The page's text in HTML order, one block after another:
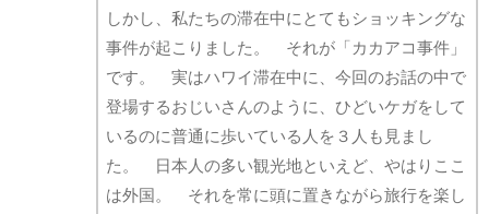
しかし、私たちの滞在中にとてもショッキングな
事件が起こりました。 それが「カカアコ事件」
です。 実はハワイ滞在中に、今回のお話の中で
登場するおじいさんのように、ひどいケガをして
いるのに普通に歩いている人を３人も見まし
た。 日本人の多い観光地といえど、やはりここ
は外国。 それを常に頭に置きながら旅行を楽し